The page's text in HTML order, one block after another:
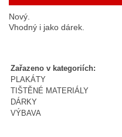
Nový.
Vhodný i jako dárek.
Zařazeno v kategoriích:
PLAKÁTY
TIŠTĚNÉ MATERIÁLY
DÁRKY
VÝBAVA